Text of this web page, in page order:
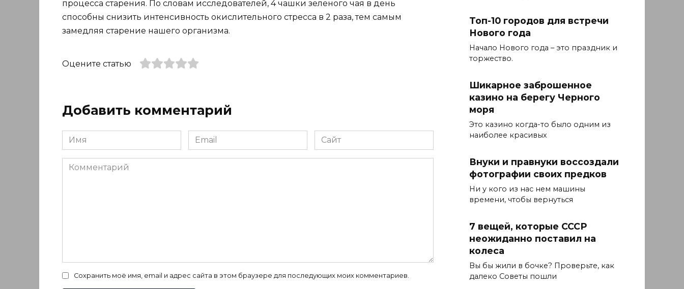
процесса старения. По словам исследователей, 4 чашки зеленого чая в день
способны снизить интенсивность окислительного стресса в 2 раза, тем самым
замедляя старение нашего организма.
Оцените статью
Добавить комментарий
Имя
*
Email
*
Сайт
Комментарий
Сохранить моё имя, email и адрес сайта в этом браузере для последующих моих комментариев.
Топ-10 городов для встречи
Нового года
Начало Нового года – это праздник и
торжество.
Шикарное заброшенное
казино на берегу Черного
моря
Это казино когда-то было одним из
наиболее красивых
Внуки и правнуки воссоздали
фотографии своих предков
Ни у кого из нас нем машины
времени, чтобы вернуться
7 вещей, которые СССР
неожиданно поставил на
колеса
Вы бы жили в бочке? Проверьте, как
далеко Советы пошли